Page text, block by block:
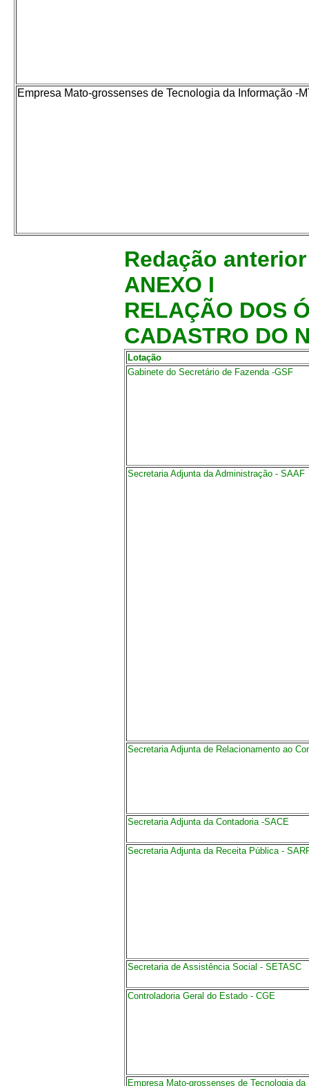
Empresa Mato-grossenses de Tecnologia da Informação -
Redação
ANEXO I
RELAÇÃO DOS
CADASTRO DO
Lotação
Gabinete do Secretário de Fazenda -GSF
Secretaria Adjunta da Administração - SAAF
Secretaria Adjunta de Relacionamento ao
Secretaria Adjunta da Contadoria -SACE
Secretaria Adjunta da Receita Pública -
Secretaria de Assistência Social - SETASC
Controladoria Geral do Estado - CGE
Empresa Mato-grossenses de Tecnologia